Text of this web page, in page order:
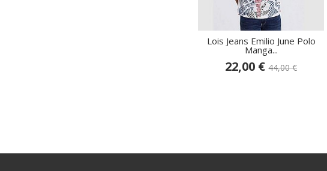
Lois Jeans Emilio June Polo
Manga...
22,00 € 44,00 €